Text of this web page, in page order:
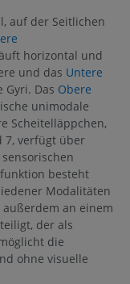
auf der Seitlichen
horizontal und
und das Untere
Gyri. Das Obere
unimodale
Scheitelläppchen,
7, verfügt über
besteht
Modalitäten
an einem
der als
die
ohne visuelle